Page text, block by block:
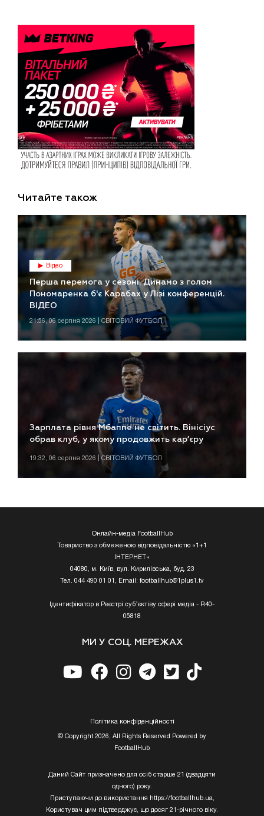
Читайте також
Відео
Перша перемога у сезоні. Динамо з голом
Пономаренка б'є Карабах у Лізі конференцій.
ВІДЕО
21:56, 06 серпня 2026 | СВІТОВИЙ ФУТБОЛ
Зарплата рівня Мбаппе не світить. Вінісіус
обрав клуб, у якому продовжить кар’єру
19:32, 06 серпня 2026 | СВІТОВИЙ ФУТБОЛ
Онлайн-медіа FootballHub
Товариство з обмеженою відповідальністю «1+1
ІНТЕРНЕТ»
04080, м. Київ, вул. Кирилівська, буд. 23
Тел. 044 490 01 01, Email: footballhub@1plus1.tv
Ідентифікатор в Реєстрі суб’єктіву сфері медіа - R40-
05818
МИ У СОЦ. МЕРЕЖАХ
Полiтика конфiденцiйностi
© Copyright 2026, All Rights Reserved Powered by
FootballHub
Даний Сайт призначено для осіб старше 21 (двадцяти
одного) року.
Приступаючи до використання https://footballhub.ua,
Користувач цим підтверджує, що досяг 21-річного віку.